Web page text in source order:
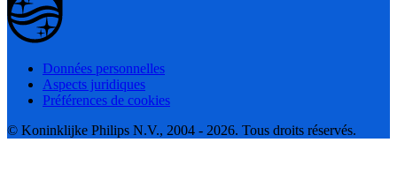
Données personnelles
Aspects juridiques
Préférences de cookies
© Koninklijke Philips N.V., 2004 - 2026. Tous droits réservés.